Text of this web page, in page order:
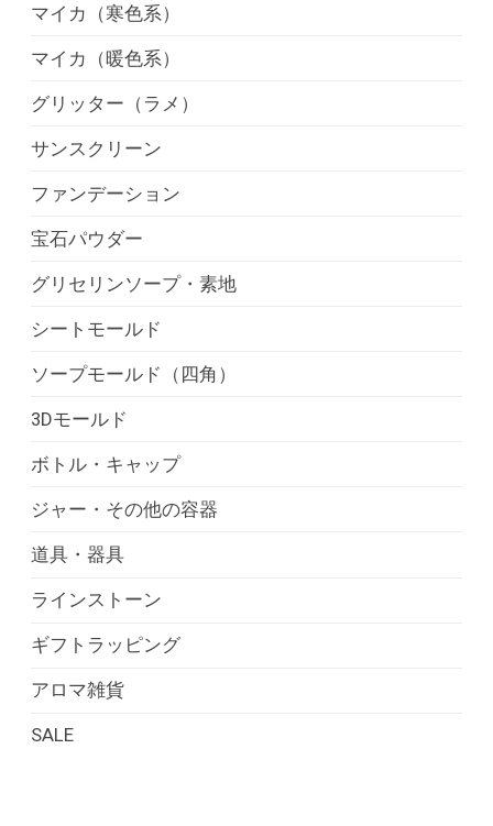
マイカ（寒色系）
マイカ（暖色系）
グリッター（ラメ）
サンスクリーン
ファンデーション
宝石パウダー
グリセリンソープ・素地
シートモールド
ソープモールド（四角）
3Dモールド
ボトル・キャップ
ジャー・その他の容器
道具・器具
ラインストーン
ギフトラッピング
アロマ雑貨
SALE